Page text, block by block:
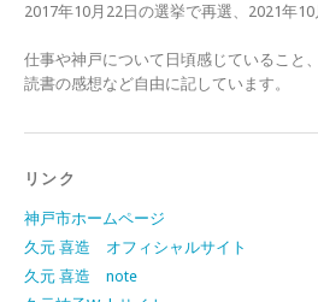
2017年10月22日の選挙で再選、2021年10
仕事や神戸について日頃感じていること、
読書の感想など自由に記しています。
リンク
神戸市ホームページ
久元 喜造 オフィシャルサイト
久元 喜造 note